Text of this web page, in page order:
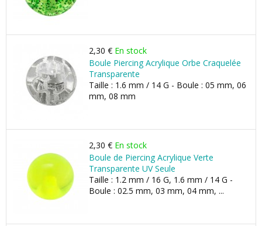
2,30 € En stock
Boule Piercing Acrylique Orbe Craquelée
Transparente
Taille : 1.6 mm / 14 G - Boule : 05 mm, 06
mm, 08 mm
2,30 € En stock
Boule de Piercing Acrylique Verte
Transparente UV Seule
Taille : 1.2 mm / 16 G, 1.6 mm / 14 G -
Boule : 02.5 mm, 03 mm, 04 mm, ...